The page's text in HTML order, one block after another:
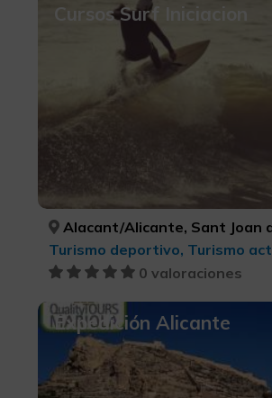
Cursos Surf Iniciacion
Alacant/Alicante, Sant Joan d'Alacant, ALACANT/ALICANTE,
0 valoraciones
Expedición Alicante